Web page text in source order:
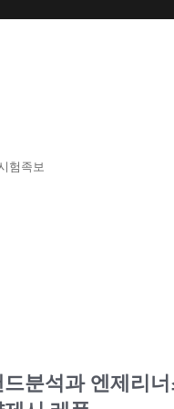
험족보
분석과 엔제리